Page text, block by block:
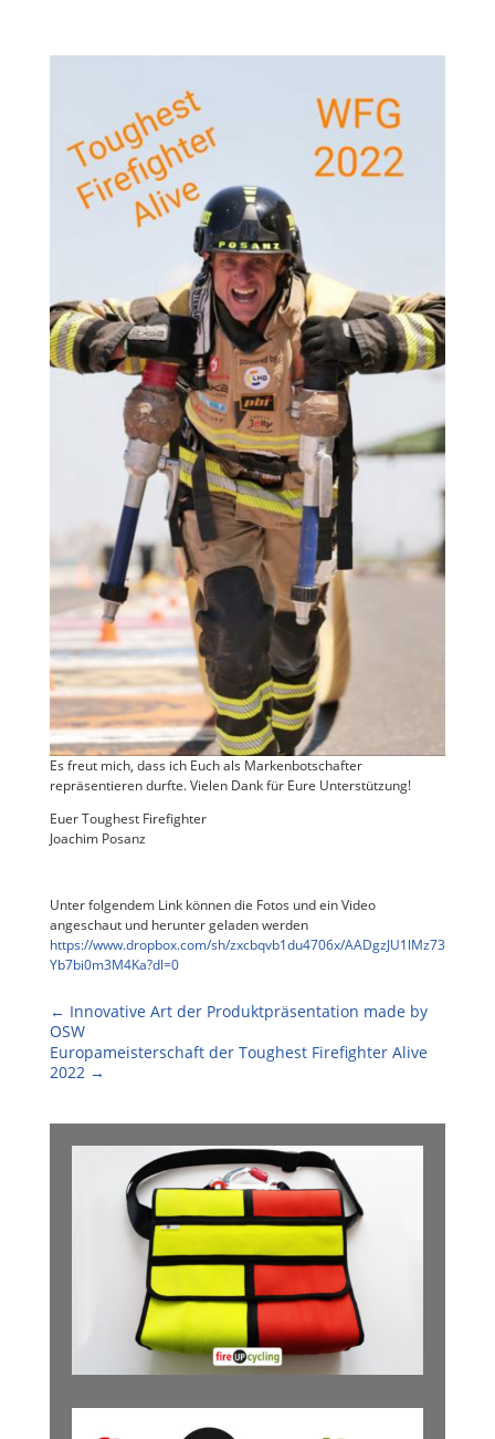
Es freut mich, dass ich Euch als Markenbotschafter
repräsentieren durfte. Vielen Dank für Eure Unterstützung!
Euer Toughest Firefighter
Joachim Posanz
Unter folgendem Link können die Fotos und ein Video
angeschaut und herunter geladen werden
https://www.dropbox.com/sh/zxcbqvb1du4706x/AADgzJU1lMz73
Yb7bi0m3M4Ka?dl=0
← Innovative Art der Produktpräsentation made by
OSW
Europameisterschaft der Toughest Firefighter Alive
2022→